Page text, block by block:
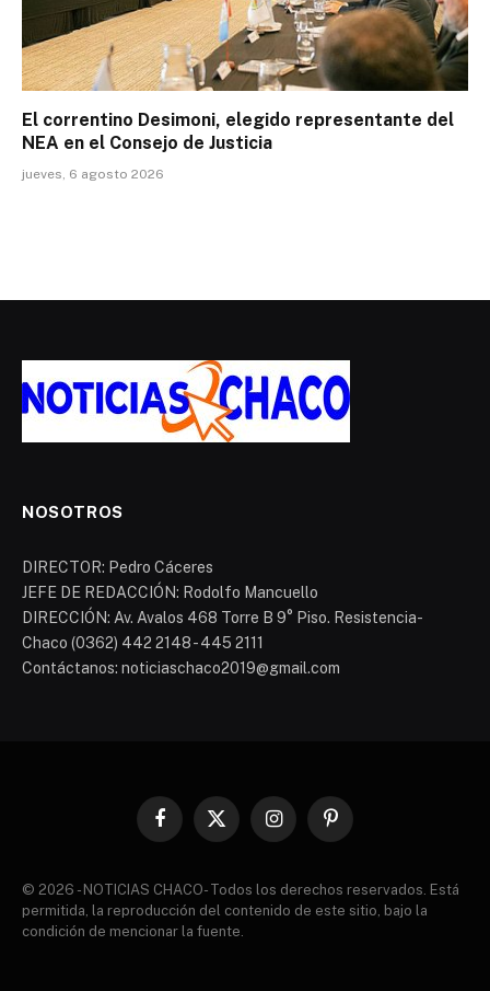
El correntino Desimoni, elegido representante del
NEA en el Consejo de Justicia
jueves, 6 agosto 2026
NOSOTROS
DIRECTOR: Pedro Cáceres
JEFE DE REDACCIÓN: Rodolfo Mancuello
DIRECCIÓN: Av. Avalos 468 Torre B 9° Piso. Resistencia-
Chaco (0362) 442 2148 - 445 2111
Contáctanos: noticiaschaco2019@gmail.com
Facebook
X
InstagramPinterest
© 2026 - NOTICIAS CHACO- Todos los derechos reservados. Está
permitida, la reproducción del contenido de este sitio, bajo la
condición de mencionar la fuente.